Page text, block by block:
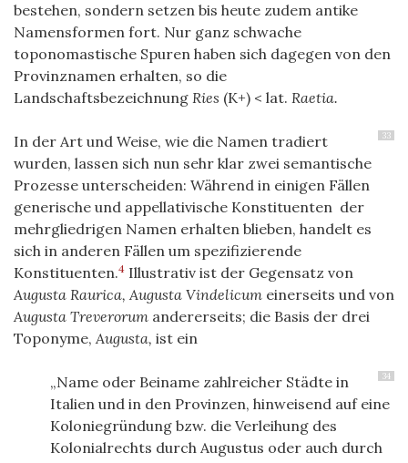
bestehen, sondern setzen bis heute zudem antike
Namensformen fort. Nur ganz schwache
toponomastische Spuren haben sich dagegen von den
Provinznamen erhalten, so die
Landschaftsbezeichnung Ries (K+) < lat. Raetia.
33
In der Art und Weise, wie die Namen tradiert
wurden, lassen sich nun sehr klar zwei semantische
Prozesse unterscheiden: Während in einigen Fällen
generische und appellativische Konstituenten der
mehrgliedrigen Namen erhalten blieben, handelt es
sich in anderen Fällen um spezifizierende
Konstituenten.4 Illustrativ ist der Gegensatz von
Augusta Raurica, Augusta Vindelicum einerseits und von
Augusta Treverorum andererseits; die Basis der drei
Toponyme,Augusta, ist ein
34
„Name oder Beiname zahlreicher Städte in
Italien und in den Provinzen, hinweisend auf eine
Koloniegründung bzw. die Verleihung des
Kolonialrechts durch Augustus oder auch durch